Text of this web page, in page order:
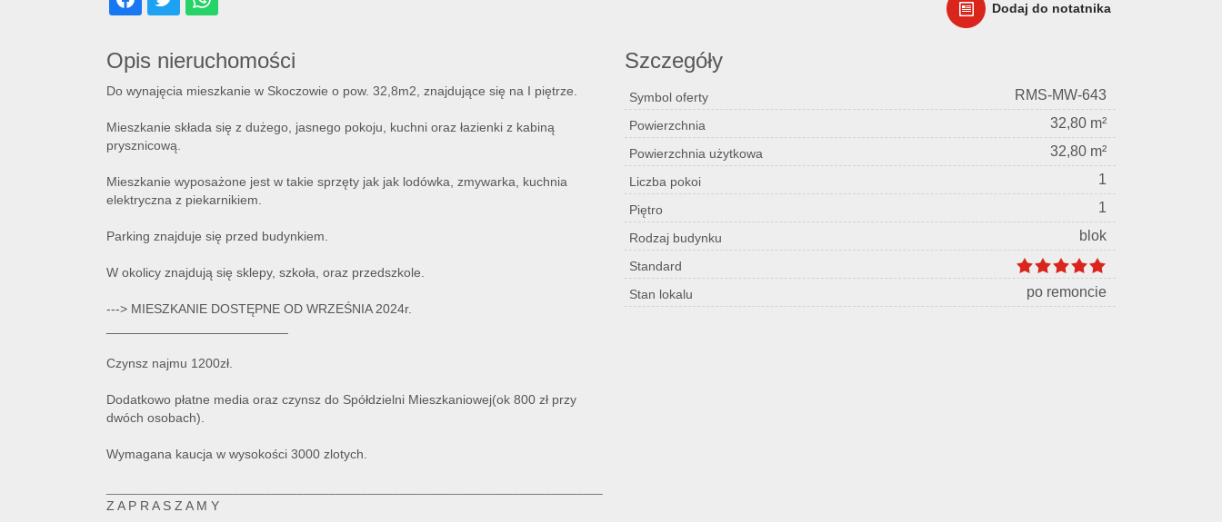
Dodaj do notatnika
Opis nieruchomości
Do wynajęcia mieszkanie w Skoczowie o pow. 32,8m2, znajdujące się na I piętrze.
Mieszkanie składa się z dużego, jasnego pokoju, kuchni oraz łazienki z kabiną
prysznicową.
Mieszkanie wyposażone jest w takie sprzęty jak jak lodówka, zmywarka, kuchnia
elektryczna z piekarnikiem.
Parking znajduje się przed budynkiem.
W okolicy znajdują się sklepy, szkoła, oraz przedszkole.
---> MIESZKANIE DOSTĘPNE OD WRZEŚNIA 2024r.
Czynsz najmu 1200zł.
Dodatkowo płatne media oraz czynsz do Spółdzielni Mieszkaniowej(ok 800 zł przy
dwóch osobach).
Wymagana kaucja w wysokości 3000 zlotych.
Z A P R A S Z A M Y
Szczegóły
Symbol oferty RMS-MW-643
Powierzchnia 32,80 m²
Powierzchnia użytkowa 32,80 m²
Liczba pokoi 1
Piętro 1
Rodzaj budynku blok
Standard
Stan lokalu
po remoncie